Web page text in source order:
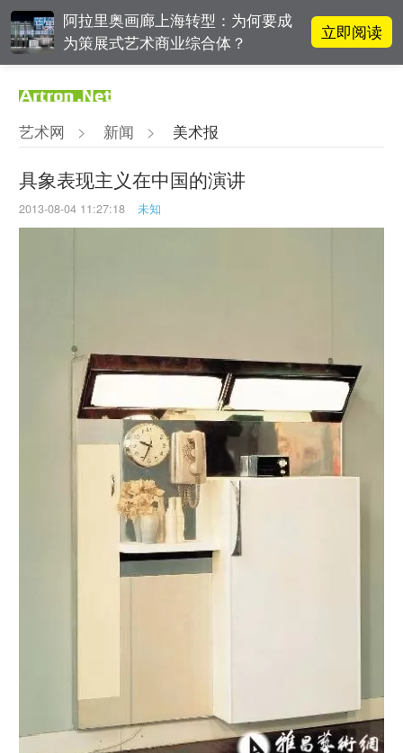
阿拉里奥画廊上海转型：为何要成
为策展式艺术商业综合体？
立即阅读
粤籍留美艺术家
张瀚文：以物质媒介具象化精神世
界
吕晓：北京画院两个中心十年 跨学
科带来齐白石研究新突破
立即阅读
艺术网 > 新闻 > 美术报
具象表现主义在中国的演讲
2013-08-04 11:27:18 未知